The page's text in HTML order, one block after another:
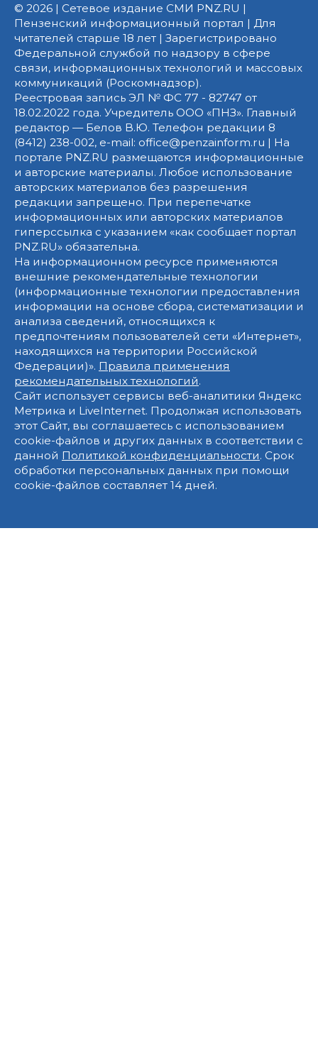
© 2026 | Сетевое издание СМИ PNZ.RU |
Пензенский информационный портал | Для
читателей старше 18 лет | Зарегистрировано
Федеральной службой по надзору в сфере
связи, информационных технологий и массовых
коммуникаций (Роскомнадзор).
Реестровая запись ЭЛ № ФС 77 - 82747 от
18.02.2022 года. Учредитель ООО «ПНЗ». Главный
редактор — Белов В.Ю. Телефон редакции 8
(8412) 238-002, e-mail: office@penzainform.ru | На
портале PNZ.RU размещаются информационные
и авторские материалы. Любое использование
авторских материалов без разрешения
редакции запрещено. При перепечатке
информационных или авторских материалов
гиперссылка с указанием «как сообщает портал
PNZ.RU» обязательна.
На информационном ресурсе применяются
внешние рекомендательные технологии
(информационные технологии предоставления
информации на основе сбора, систематизации и
анализа сведений, относящихся к
предпочтениям пользователей сети «Интернет»,
находящихся на территории Российской
Федерации)». Правила применения
рекомендательных технологий.
Сайт использует сервисы веб-аналитики Яндекс
Метрика и LiveInternet. Продолжая использовать
этот Сайт, вы соглашаетесь с использованием
cookie-файлов и других данных в соответствии с
данной Политикой конфиденциальности. Срок
обработки персональных данных при помощи
cookie-файлов составляет 14 дней.